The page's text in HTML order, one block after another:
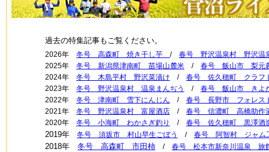
過去の特集記事もご覧ください。
2026年 冬号 高森町 焼き干し芋 / 春号 野沢温泉村 野沢温
2025年 冬号 新潟県津南町 苗場山麓米 / 春号 飯山市 梨元
2024年 冬号 木島平村 野沢菜漬け / 春号 佐久穂町 クラフ
2023年 冬号 野沢温泉村 温泉まんぢう / 春号 飯山市 きよ
2022年 冬号 津南町 雪下にんじん / 春号 長野市 フォレス
2021年 冬号 野沢温泉村 富屋酒店 / 春号 信濃町 高橋助作
2020年 冬号 小海町 わかさぎ釣り / 春号 佐久穂町 黒澤酒
2019年 冬号 須坂市 村山早生ごぼう / 春号 阿智村 ジャム
2018年 冬号 高森町 市田柿 / 春号 松本市新奈川温泉 旅